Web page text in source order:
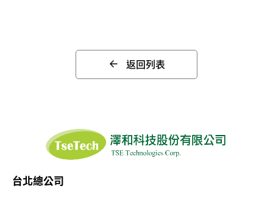
返回列表
台北總公司